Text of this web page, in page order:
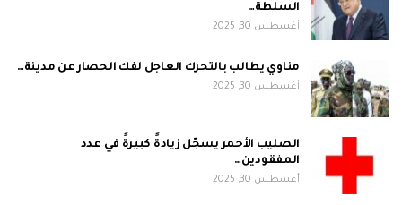
السلطة…
أغسطس 30, 2025
مناوي يطالب بالتحرك العاجل لفك الحصار عن مدينة…
أغسطس 30, 2025
الصليب الأحمر يسجّل زيادةً كبيرةً في عدد
المفقودين…
أغسطس 30, 2025